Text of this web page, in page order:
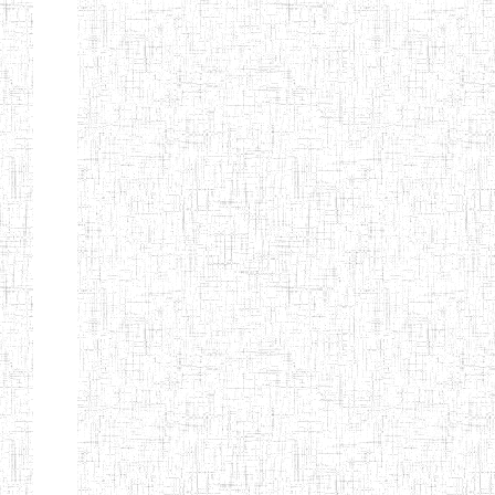
Afficher Page 7 sur 13 Total: 307
Début Préc. 2 3 4 5 6
7
Suivant
Fin
MOKOLO
Etablissements
d'enseignement